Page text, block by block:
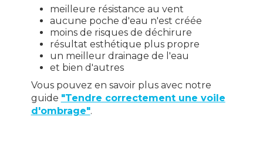
meilleure résistance au vent
aucune poche d'eau n'est créée
moins de risques de déchirure
résultat esthétique plus propre
un meilleur drainage de l'eau
et bien d'autres
Vous pouvez en savoir plus avec notre
guide "Tendre correctement une voile
d'ombrage".